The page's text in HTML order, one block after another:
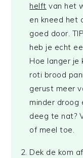
helft van het
en kneed het
goed door.
heb je echt
Hoe langer je
roti brood
gerust meer
minder droog
deeg te nat?
of meel toe.
Dek de kom